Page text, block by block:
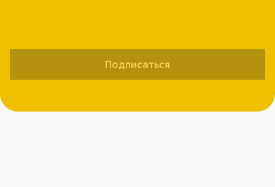
Подписаться